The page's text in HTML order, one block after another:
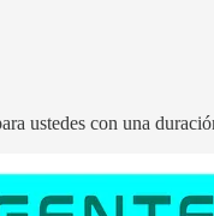
ustedes con una